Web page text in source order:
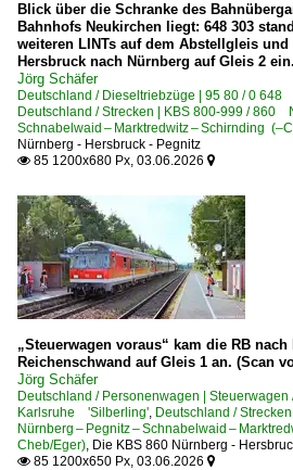
0 614 BR 614 · 914
0 622 BR 622 ·Coradia Lint
0 628 BR 628 · 928 · BR 629
0 642 BR 642 ·Desiro·
0 648 BR 648 ·Coradia Lint
0 650 BR 650 ·RS1· Private
1 648 BR 648 ·Coradia Lint
1 648 BR 648 ·Lint 41H·
Dieseltriebzüge | bis 1970 und
DB VT 12.5 · BR 612 · 688
DB VT 98 · BR 796/996 ·
VT Wumag schwere Bauart
Galerien
Bahn und Landschaft
Blick über die Schranke des
Bahnhofs Neukirchen liegt: 648 303
weiteren LINTs auf dem Abstellgleis und
Hersbruck nach Nürnberg auf Gleis 2 ein.
Jörg Schäfer
Deutschland / Dieseltriebzüge | 95 80 / 0
Deutschland / Strecken | KBS 800-999 / 860
Schnabelwaid – Marktredwitz – Schirnding
Nürnberg - Hersbruck - Pegnitz
 85 1200x680 Px, 03.06.2026 
„Steuerwagen voraus“ kam die RB
Reichenschwand auf Gleis 1 an. (Scan
Jörg Schäfer
Deutschland / Personenwagen |
Karlsruhe 'Silberling', Deutschland /
Nürnberg – Pegnitz – Schnabelwaid –
Cheb/Eger), Die KBS 860 Nürnberg -
 85 1200x650 Px, 03.06.2026 